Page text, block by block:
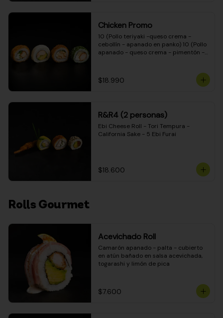
teriyaki - queso crema - cebollín -
envuelto en masa tempura) 10
(Pimentón - queso crema - cebollín -
envuelto en masa tempura)
Chicken Promo
10 (Pollo teriyaki -queso crema -
cebollín - apanado en panko) 10 (Pollo
apanado - queso crema - pimentón -
ciboulette) 10 (Pollo teriyaki - palta -
envuelto en queso crema)
$18.990
R&R4 (2 personas)
Ebi Cheese Roll - Tori Tempura -
California Sake - 5 Ebi Furai
$18.600
Rolls Gourmet
Acevichado Roll
Camarón apanado - palta - cubierto
en atún bañado en salsa acevichada,
togarashi y limón de pica
$7.600